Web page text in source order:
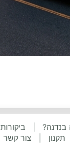
בנדנה? ביקורות
תקנון צור קשר